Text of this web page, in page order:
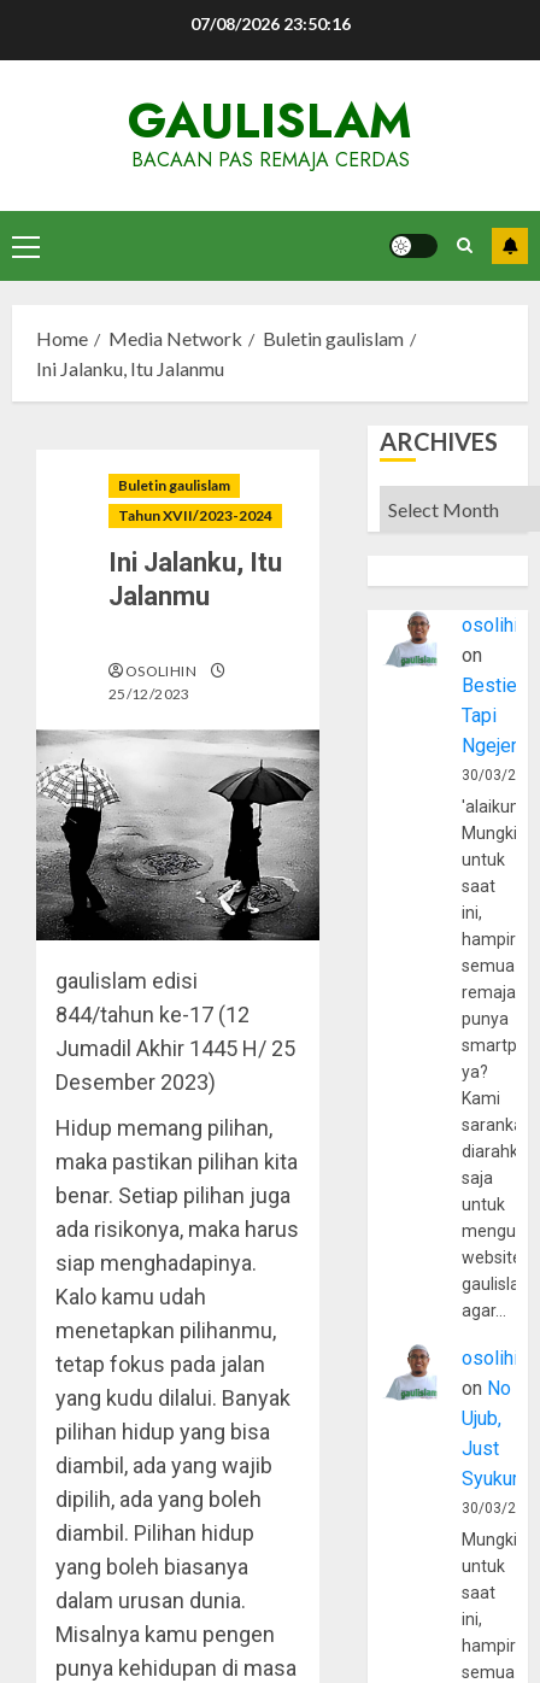
07/08/2026 23:50:17
GAULISLAM
BACAAN PAS REMAJA CERDAS
Primary
Menu
Home Media Network
Buletin gaulislam
Ini Jalanku, Itu Jalanmu
Buletin gaulislam
Tahun XVII/2023-2024
Ini Jalanku, Itu
Jalanmu
OSOLIHIN
25/12/2023
gaulislam edisi
844/tahun ke-17 (12
Jumadil Akhir 1445 H/ 25
Desember 2023)
Hidup memang pilihan,
maka pastikan pilihan kita
benar. Setiap pilihan juga
ada risikonya, maka harus
siap menghadapinya.
Kalo kamu udah
menetapkan pilihanmu,
tetap fokus pada jalan
yang kudu dilalui. Banyak
pilihan hidup yang bisa
diambil, ada yang wajib
dipilih, ada yang boleh
diambil. Pilihan hidup
yang boleh biasanya
dalam urusan dunia.
Misalnya kamu pengen
punya kehidupan di masa
ARCHIVES
Archives
osolihin
on
Bestie
Tapi
30/03/
Mungkin
untuk
saat
ini,
hampir
semua
remaja
punya
ya?
Kami
sarankan,
diarahkan
saja
untuk
website
agar…
osolihin
on No
Ujub,
Just
Syukur
30/03/
Mungkin
untuk
saat
ini,
hampir
semua